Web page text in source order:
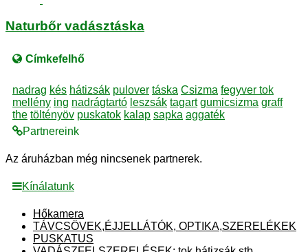
Naturbőr vadásztáska
Címkefelhő
nadrag kés hátizsák pulover táska Csizma fegyver tok
mellény ing nadrágtartó leszsák tagart gumicsizma graff
the töltényöv puskatok kalap sapka aggaték
Partnereink
Az áruházban még nincsenek partnerek.
Kínálatunk
Hőkamera
TÁVCSÖVEK,ÉJJELLÁTÓK, OPTIKA,SZERELÉKEK
PUSKATUS